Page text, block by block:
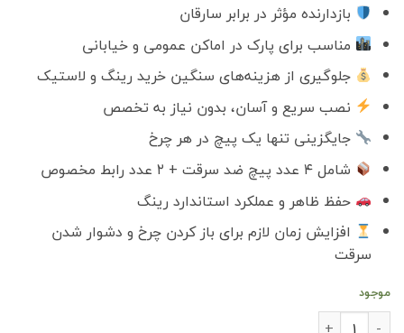
بازدارنده مؤثر در برابر سارقان
مناسب برای پارک در اماکن عمومی و خیابانی
جلوگیری از هزینه‌های سنگین خرید رینگ و لاستیک
نصب سریع و آسان، بدون نیاز به تخصص
جایگزینی تنها یک پیچ در هر چرخ
شامل ۴ عدد پیچ ضد سرقت + ۲ عدد رابط مخصوص
حفظ ظاهر و عملکرد استاندارد رینگ
افزایش زمان لازم برای باز کردن چرخ و دشوار شدن
سرقت
موجود
قفل ضد سرقت رینگ و لاستیک تیگو 8 پرو عدد